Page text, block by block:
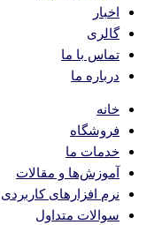
اخبار
گالری
تماس با ما
درباره ما
خانه
فروشگاه
خدمات ما
آموزش‌ها و مقالات
نرم افزارهای کاربردی
سوالات متداول